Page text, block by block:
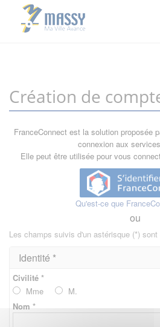
Création de
FranceConnect est la solution proposée
connexion aux
Elle peut être utilisée pour vous
Qu'est-ce que
ou
Les champs suivis d'un astérisque (*) sont
Identité *
Civilité *
Mme
M.
Nom *